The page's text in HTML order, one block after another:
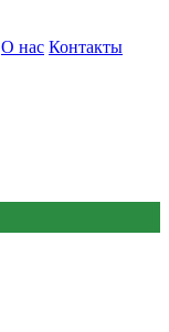
О нас Контакты